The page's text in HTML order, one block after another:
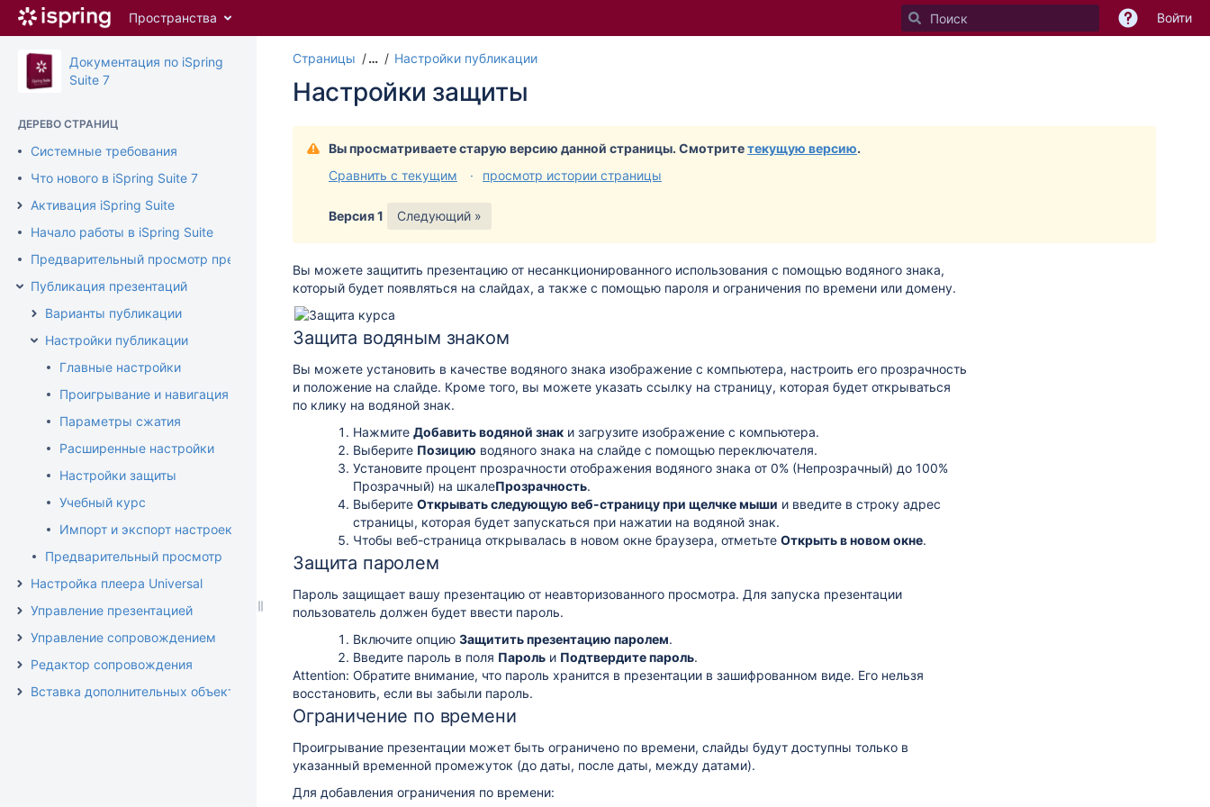
Перейти
содержимому
assistive.skiplink.to.breadcrumbs
assistive.skiplink.to.quick.search
Пространства Войти
Документация по iSpring
Suite 7
ДЕРЕВО СТРАНИЦ
Системные требования
Что нового в iSpring Suite 7
Активация iSpring Suite
Начало работы в iSpring Suite
Предварительный просмотр презентации
Публикация презентаций
Варианты публикации
Настройки публикации
Главные настройки
Проигрывание и навигация
Параметры сжатия
Расширенные настройки
Настройки защиты
Учебный курс
Импорт и экспорт настроек публикации
Предварительный просмотр
Настройка плеера Universal
Управление презентацией
Управление сопровождением
Редактор сопровождения
Вставка дополнительных объектов
Страницы … Настройки публикации
Настройки защиты
Вы просматриваете старую версию данной страницы. Смотритетекущую версию.
Сравнить с текущим
просмотр истории страницы
Версия 1 Следующий »
Вы можете защитить презентацию от несанкционированного использования с помощью водяного знака,
который будет появляться на слайдах, а также с помощью пароля и ограничения по времени или домену.
Защита водяным знаком
Вы можете установить в качестве водяного знака изображение с компьютера, настроить его прозрачность
и положение на слайде. Кроме того, вы можете указать ссылку на страницу, которая будет открываться
по клику на водяной знак.
Нажмите Добавить водяной знак и загрузите изображение с компьютера.
Выберите Позицию водяного знака на слайде с помощью переключателя.
Установите процент прозрачности отображения водяного знака от 0% (Непрозрачный) до 100%
Прозрачный) на шкалеПрозрачность.
Выберите Открывать следующую веб-страницу при щелчке мыши и введите в строку адрес
страницы, которая будет запускаться при нажатии на водяной знак.
Чтобы веб-страница открывалась в новом окне браузера, отметьте Открыть в новом окне.
Защита паролем
Пароль защищает вашу презентацию от неавторизованного просмотра. Для запуска презентации
пользователь должен будет ввести пароль.
Включите опцию Защитить презентацию паролем.
Введите пароль в поля Пароль и Подтвердите пароль.
Attention: Обратите внимание, что пароль хранится в презентации в зашифрованном виде. Его нельзя
восстановить, если вы забыли пароль.
Ограничение по времени
Проигрывание презентации может быть ограничено по времени, слайды будут доступны только в
указанный временной промежуток (до даты, после даты, между датами).
Для добавления ограничения по времени: